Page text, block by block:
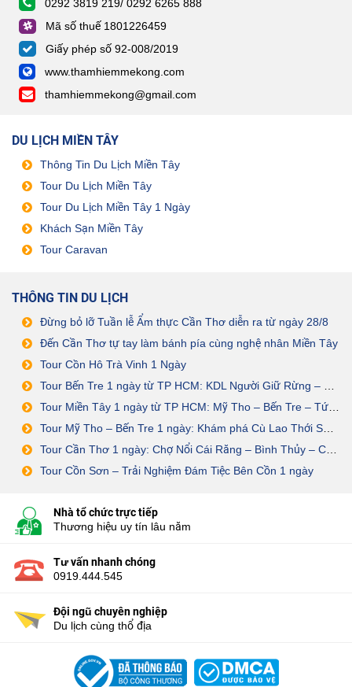
0292 3819 219/ 0292 6265 888
Mã số thuế 1801226459
Giấy phép số 92-008/2019
www.thamhiemmekong.com
thamhiemmekong@gmail.com
DU LỊCH MIỀN TÂY
Thông Tin Du Lịch Miền Tây
Tour Du Lịch Miền Tây
Tour Du Lịch Miền Tây 1 Ngày
Khách Sạn Miền Tây
Tour Caravan
THÔNG TIN DU LỊCH
Đừng bỏ lỡ Tuần lễ Ẩm thực Cần Thơ diễn ra từ ngày 28/8
Đến Cần Thơ tự tay làm bánh pía cùng nghệ nhân Miền Tây
Tour Cồn Hô Trà Vinh 1 Ngày
Tour Bến Tre 1 ngày từ TP HCM: KDL Người Giữ Rừng – Sân Chim Vàm Hồ
Tour Miền Tây 1 ngày từ TP HCM: Mỹ Tho – Bến Tre – Tứ Linh Cồn
Tour Mỹ Tho – Bến Tre 1 ngày: Khám phá Cù Lao Thới Sơn – Cồn Phụng
Tour Cần Thơ 1 ngày: Chợ Nổi Cái Răng – Bình Thủy – Cồn Sơn – ĐÁM TIỆC BÊN CỒN
Tour Cồn Sơn – Trải Nghiệm Đám Tiệc Bên Cồn 1 ngày
Nhà tổ chức trực tiếp
Thương hiệu uy tín lâu năm
Tư vấn nhanh chóng
0919.444.545
Đội ngũ chuyên nghiệp
Du lịch cùng thổ địa